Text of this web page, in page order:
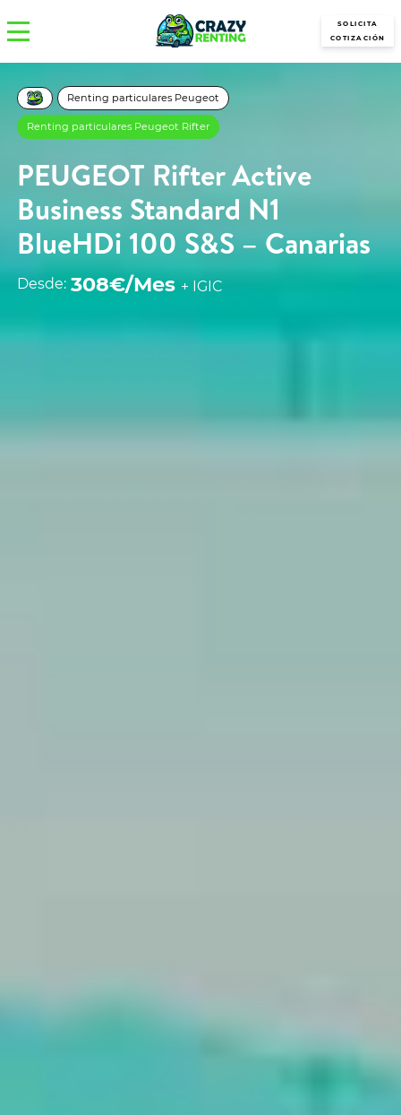
SOLICITA
COTIZACIÓN
Renting particulares Peugeot
Renting particulares Peugeot Rifter
PEUGEOT Rifter Active
Business Standard N1
BlueHDi 100 S&S – Canarias
Desde: 308€/Mes + IGIC